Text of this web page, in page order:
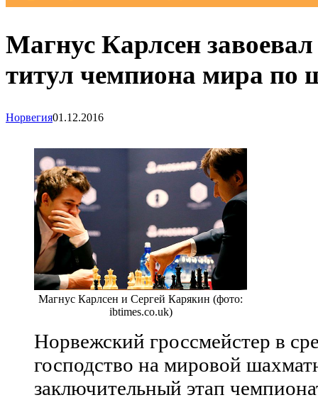
Магнус Карлсен
титул чемпиона мира по
Норвегия01.12.2016
Магнус Карлсен и Сергей Карякин (фото:
ibtimes.co.uk)
Норвежский гроссмейстер в
господство на мировой
заключительный этап